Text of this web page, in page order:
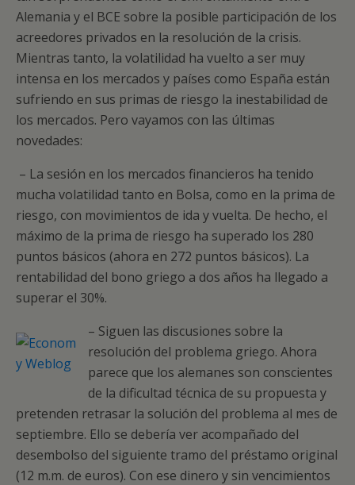
Alemania y el BCE sobre la posible participación de los
acreedores privados en la resolución de la crisis.
Mientras tanto, la volatilidad ha vuelto a ser muy
intensa en los mercados y países como España están
sufriendo en sus primas de riesgo la inestabilidad de
los mercados. Pero vayamos con las últimas
novedades:
– La sesión en los mercados financieros ha tenido
mucha volatilidad tanto en Bolsa, como en la prima de
riesgo, con movimientos de ida y vuelta. De hecho, el
máximo de la prima de riesgo ha superado los 280
puntos básicos (ahora en 272 puntos básicos). La
rentabilidad del bono griego a dos años ha llegado a
superar el 30%.
– Siguen las discusiones sobre la
resolución del problema griego. Ahora
parece que los alemanes son conscientes
de la dificultad técnica de su propuesta y
pretenden retrasar la solución del problema al mes de
septiembre. Ello se debería ver acompañado del
desembolso del siguiente tramo del préstamo original
(12 m.m. de euros). Con ese dinero y sin vencimientos